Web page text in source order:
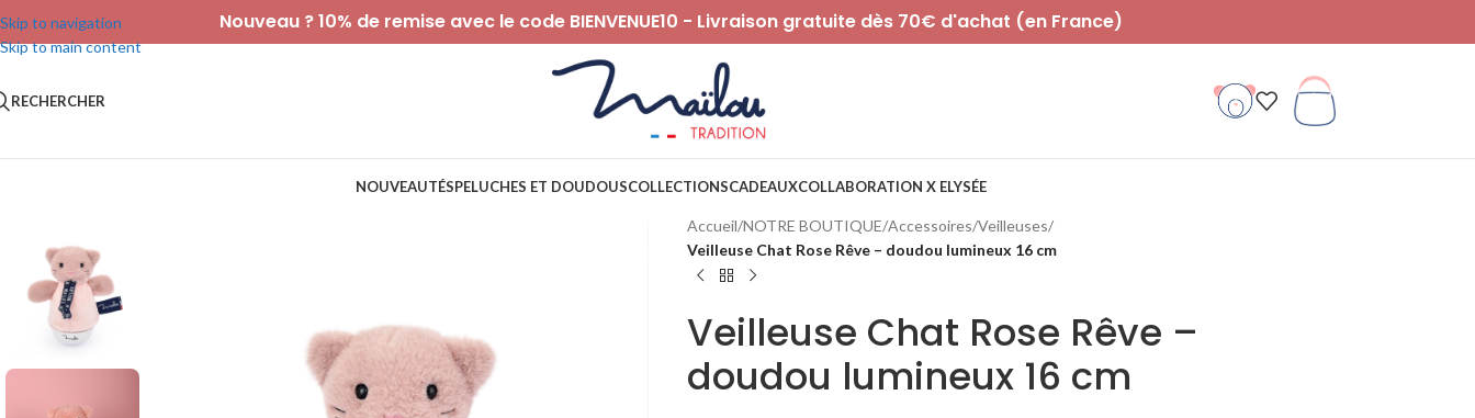
Skip to navigation
Skip to main content
Nouveau ? 10% de remise avec le code BIENVENUE10 - Livraison gratuite dès 70€ d'achat (en France)
RECHERCHER
NOUVEAUTÉSPELUCHES ET DOUDOUSCOLLECTIONSCADEAUXCOLLABORATION X ELYSÉE
Accueil/NOTRE BOUTIQUE/Accessoires/Veilleuses/
Veilleuse Chat Rose Rêve – doudou lumineux 16 cm
Veilleuse Chat Rose Rêve –
doudou lumineux 16 cm